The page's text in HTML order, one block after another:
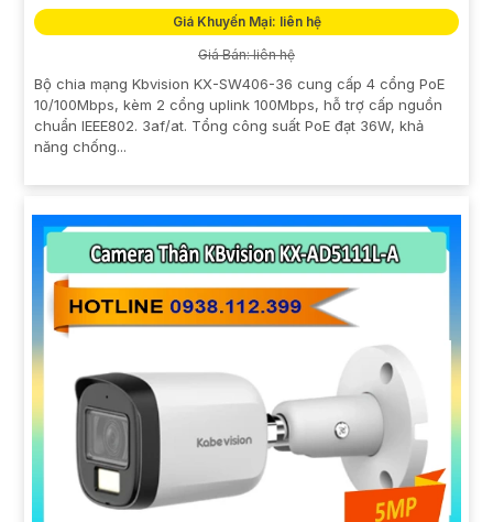
Giá Khuyến Mại: liên hệ
Giá Bán: liên hệ
Bộ chia mạng Kbvision KX-SW406-36 cung cấp 4 cổng PoE
10/100Mbps, kèm 2 cổng uplink 100Mbps, hỗ trợ cấp nguồn
chuẩn IEEE802. 3af/at. Tổng công suất PoE đạt 36W, khả
năng chống...